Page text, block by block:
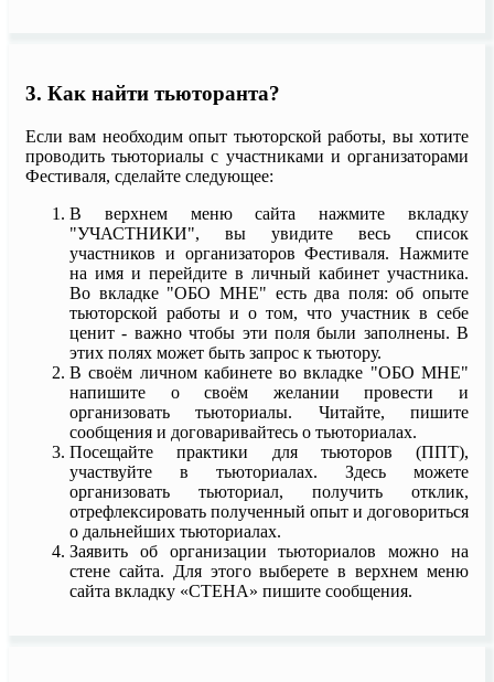
3. Как найти тьюторанта?
Если вам необходим опыт тьюторской работы, вы хотите
проводить тьюториалы с участниками и организаторами
Фестиваля, сделайте следующее:
В верхнем меню сайта нажмите вкладку
"УЧАСТНИКИ", вы увидите весь список
участников и организаторов Фестиваля. Нажмите
на имя и перейдите в личный кабинет участника.
Во вкладке "ОБО МНЕ" есть два поля: об опыте
тьюторской работы и о том, что участник в себе
ценит - важно чтобы эти поля были заполнены. В
этих полях может быть запрос к тьютору.
В своём личном кабинете во вкладке "ОБО МНЕ"
напишите о своём желании провести и
организовать тьюториалы. Читайте, пишите
сообщения и договаривайтесь о тьюториалах.
Посещайте практики для тьюторов (ППТ),
участвуйте в тьюториалах. Здесь можете
организовать тьюториал, получить отклик,
отрефлексировать полученный опыт и договориться
о дальнейших тьюториалах.
Заявить об организации тьюториалов можно на
стене сайта. Для этого выберете в верхнем меню
сайта вкладку «СТЕНА» пишите сообщения.